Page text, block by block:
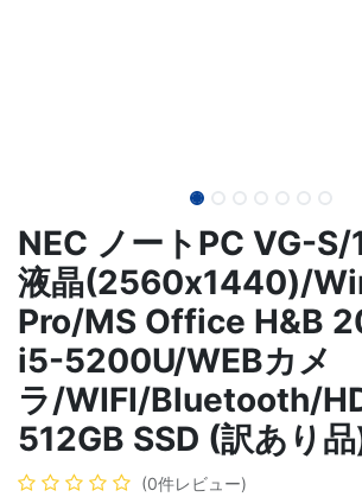
NEC ノートPC VG-
液晶(2560x1440)/
Pro/MS Office H&B
i5-5200U/WEBカメ
ラ/WIFI/Bluetooth/
512GB SSD (訳あり
(0件レビュー)